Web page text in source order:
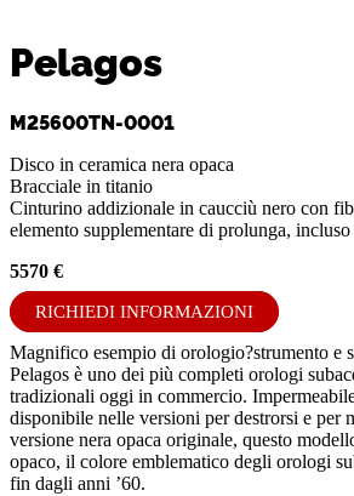
Pelagos
M25600TN-0001
Disco in ceramica nera opaca
Bracciale in titanio
Cinturino addizionale in caucciù nero con
elemento supplementare di prolunga, incluso
5570 €
RICHIEDI INFORMAZIONI
Magnifico esempio di orologio?strumento e
Pelagos è uno dei più completi orologi
tradizionali oggi in commercio.
disponibile nelle versioni per destrorsi e per
versione nera opaca originale, questo
opaco, il colore emblematico degli orologi
fin dagli anni ’60.